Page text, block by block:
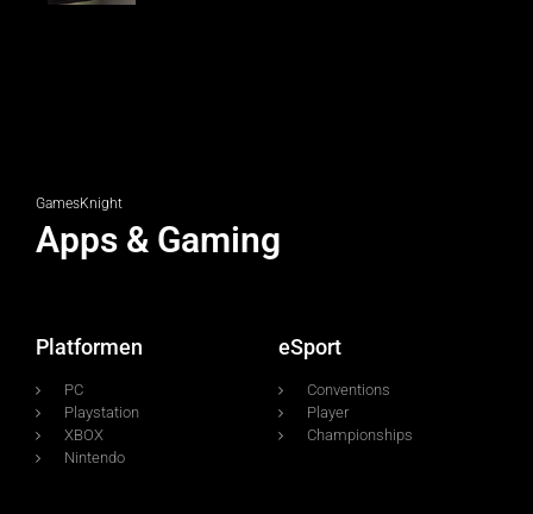
GamesKnight
Apps & Gaming
Platformen
PC
Playstation
XBOX
Nintendo
eSport
Conventions
Player
Championships